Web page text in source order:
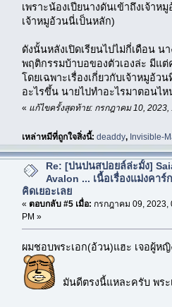
เพราะน้องเปียนางดันเข้าถึงเจ้าห
เจ้าหมูอ้วนนี่เป็นหลัก)
ดังนั้นหลังเปิดเรียนไปไม่กี่เดือน
พฤติกรรมบ้าบอของตัวเองล่ะ มีแ
โดยเฉพาะเรื่องเกี่ยวกับเจ้าหมูอ้ว
อะไรขึ้น นายไปทำอะไรมาตอนไห
« แก้ไขครั้งสุดท้าย: กรกฎาคม 10, 2023,
เหล่าหมีที่ถูกใจสิ่งนี้:deaddy, Invisible-
Re: [บ่นปนสปอยล์ล่ะมั้ง]
Avalon ... เนื้อเรื่องแม่งคาร์
คิดเยอะเลย
« ตอบกลับ #5 เมื่อ: กรกฎาคม 09, 2023,
PM »
ผมชอบพระเอก(อ้วน)แฮะ เจอผู้ห
มันดีตรงนี้แหละครับ พระ